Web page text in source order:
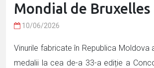
Mondial de Bruxelles
10/06/2026
Vinurile fabricate în Republica Moldova
medalii la cea de-a 33-a ediție a